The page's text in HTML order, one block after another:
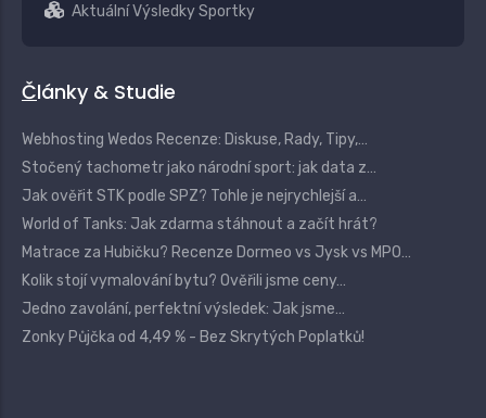
Aktuální Výsledky Sportky
Články & Studie
Webhosting Wedos Recenze: Diskuse, Rady, Tipy,…
Stočený tachometr jako národní sport: jak data z…
Jak ověřit STK podle SPZ? Tohle je nejrychlejší a…
World of Tanks: Jak zdarma stáhnout a začít hrát?
Matrace za Hubičku? Recenze Dormeo vs Jysk vs MPO…
Kolik stojí vymalování bytu? Ověřili jsme ceny…
Jedno zavolání, perfektní výsledek: Jak jsme…
Zonky Půjčka od 4,49 % - Bez Skrytých Poplatků!